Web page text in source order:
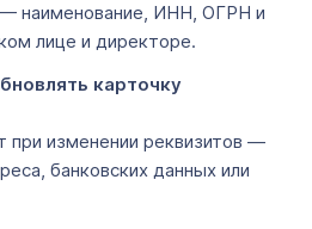
наименование, ИНН, ОГРН и
лице и директоре.
карточку
при изменении реквизитов —
банковских данных или